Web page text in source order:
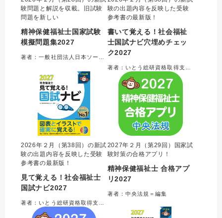
験問題と解説を収載。旧試験
問題を新しい
精神保健福祉士国家試験
模擬問題集2027
験の出題内容を反映した受験
参考書の最新版！
書いて覚える！社会福祉
士国試ナビ穴埋めチェッ
ク2027
2026年２月（第38回）の新試
験の出題内容を反映した受験
参考書の最新版！
見て覚える！社会福祉士
国試ナビ2027
2027年２月（第29回）国家試
験対策の合格アプリ！
精神保健福祉士 合格アプ
リ2027
著者：中央法規＝編集